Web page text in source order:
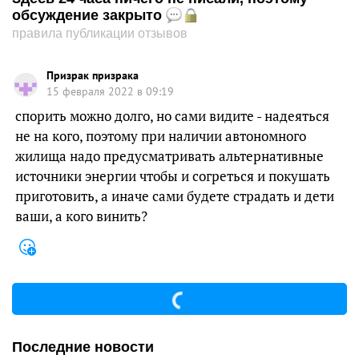
обсуждение закрыто
правила публикации отзывов
Призрак призрака
15 февраля 2022 в 09:19
спорить можно долго, но сами видите - надеяться
не на кого, поэтому при наличии автономного
жилища надо предусматривать альтернативные
источники энергии чтобы и согреться и покушать
приготовить, а иначе сами будете страдать и дети
ваши, а кого винить?
Последние новости